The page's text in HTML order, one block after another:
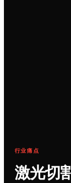
行业痛点
激光切